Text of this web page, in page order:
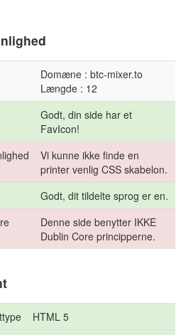
Domæne : btc-mixer.to
Længde : 12
Godt, din side har et
FavIcon!
Vi kunne ikke finde en
printer venlig CSS skabelon.
Godt, dit tildelte sprog er en.
Denne side benytter IKKE
Dublin Core principperne.
HTML 5